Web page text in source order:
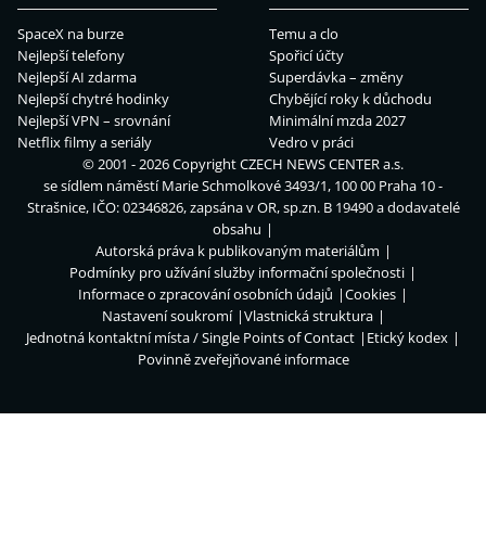
SpaceX na burze
Nejlepší telefony
Nejlepší AI zdarma
Nejlepší chytré hodinky
Nejlepší VPN – srovnání
Netflix filmy a seriály
Temu a clo
Spořicí účty
Superdávka – změny
Chybějící roky k důchodu
Minimální mzda 2027
Vedro v práci
© 2001 - 2026 CopyrightCZECH NEWS CENTER a.s.
se sídlem náměstí Marie Schmolkové 3493/1, 100 00 Praha 10 -
Strašnice, IČO: 02346826, zapsána v OR, sp.zn. B 19490 a dodavatelé
obsahu
Autorská práva k publikovaným materiálům
Podmínky pro užívání služby informační společnosti
Informace o zpracování osobních údajů
Cookies
Nastavení soukromí
Vlastnická struktura
Jednotná kontaktní místa / Single Points of Contact
Etický kodex
Povinně zveřejňované informace